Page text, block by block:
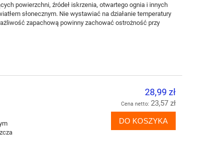
powierzchni, źródeł iskrzenia, otwartego ognia i innych
słonecznym. Nie wystawiać na działanie temperatury
zapachową powinny zachować ostrożność przy
28,99 zł
Cena netto: 23,57 zł
DO KOSZYKA